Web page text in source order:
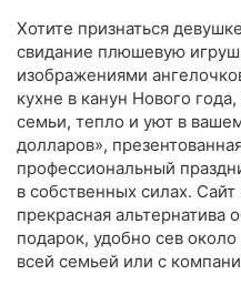
Хотите признаться
свидание плюшевую
изображениями
кухне в канун Нового
семьи, тепло и уют в
долларов»,
профессиональный
в собственных силах.
прекрасная альтернатива
подарок, удобно сев
всей семьей или с